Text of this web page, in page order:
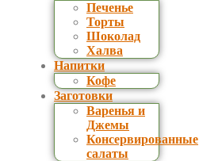
Печенье
Торты
Шоколад
Халва
Напитки
Кофе
Заготовки
Варенья и
Джемы
Консервированные
салаты